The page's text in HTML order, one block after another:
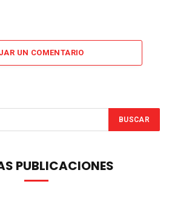
UN COMENTARIO
PUBLICACIONES